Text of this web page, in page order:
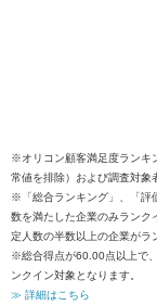
※オリコン顧客満足度ランキ
常値を排除）および調査対象
※「総合ランキング」、「評
数を満たした企業のみランク
定人数の半数以上の企業がラ
※総合得点が60.00点以上で
ンクイン対象となります。
≫ 詳細はこちら